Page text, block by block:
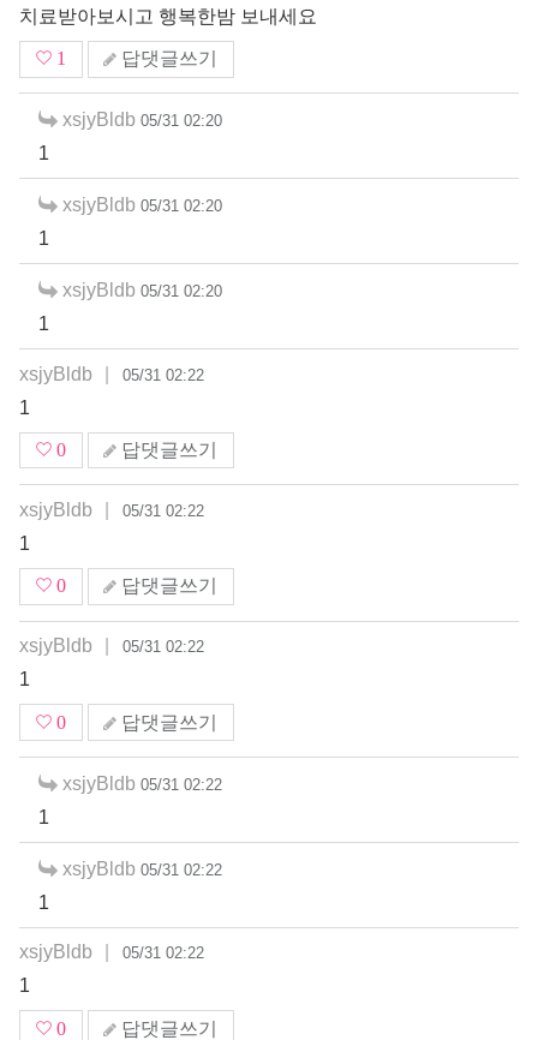
치료받아보시고 행복한밤 보내세요
1 답댓글쓰기
xsjyBldb 05/31 02:20
1
xsjyBldb 05/31 02:20
1
xsjyBldb 05/31 02:20
1
xsjyBldb 05/31 02:22
1
0 답댓글쓰기
xsjyBldb 05/31 02:22
1
0 답댓글쓰기
xsjyBldb 05/31 02:22
1
0 답댓글쓰기
xsjyBldb 05/31 02:22
1
xsjyBldb 05/31 02:22
1
xsjyBldb 05/31 02:22
1
0 답댓글쓰기